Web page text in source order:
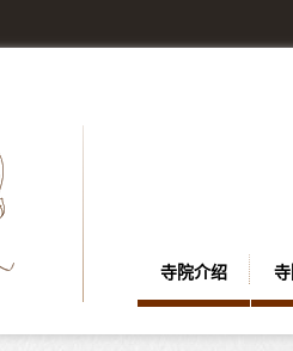
寺院介绍